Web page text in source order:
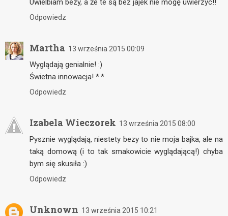
Uwielbiam bezy, a że te są bez jajek nie mogę uwierzyć!!
Odpowiedz
Martha 13 września 2015 00:09
Wyglądają genialnie! :)
Świetna innowacja! *.*
Odpowiedz
Izabela Wieczorek 13 września 2015 08:00
Pysznie wyglądają, niestety bezy to nie moja bajka, ale na
taką domową (i to tak smakowicie wyglądającą!) chyba
bym się skusiła :)
Odpowiedz
Unknown 13 września 2015 10:21